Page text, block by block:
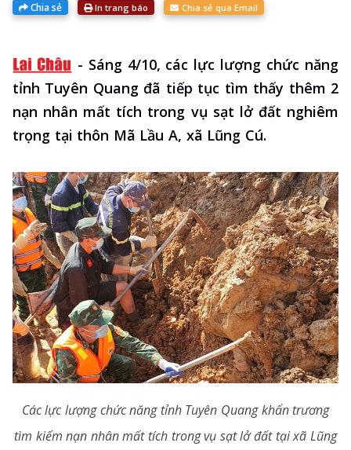
Chia sẻ In trang báo Chia sẻ qua Email
- Sáng 4/10, các lực lượng chức năng
tỉnh Tuyên Quang đã tiếp tục tìm thấy thêm 2
nạn nhân mất tích trong vụ sạt lở đất nghiêm
trọng tại thôn Mã Lầu A, xã Lũng Cú.
Các lực lượng chức năng tỉnh Tuyên Quang khẩn trương
tìm kiếm nạn nhân mất tích trong vụ sạt lở đất tại xã Lũng